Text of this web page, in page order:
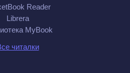
Reader
Librera
MyBook
читалки